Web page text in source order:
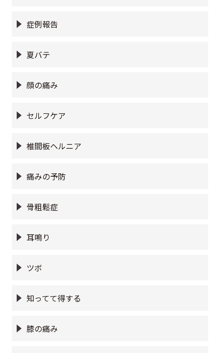
症例報告
夏バテ
顔の痛み
セルフケア
椎間板ヘルニア
痛みの予防
骨粗鬆症
耳鳴り
ツボ
知ってて得する
膝の痛み